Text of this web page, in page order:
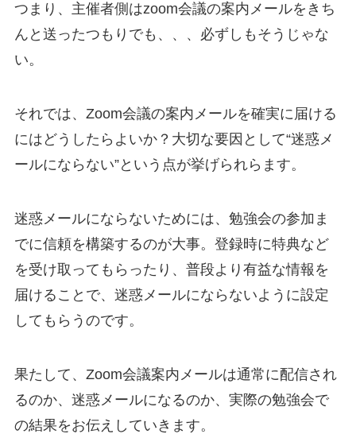
つまり、主催者側はzoom会議の案内メールをきち
んと送ったつもりでも、、、必ずしもそうじゃな
い。
それでは、Zoom会議の案内メールを確実に届ける
にはどうしたらよいか？大切な要因として“迷惑メ
ールにならない”という点が挙げられらます。
迷惑メールにならないためには、勉強会の参加ま
でに信頼を構築するのが大事。登録時に特典など
を受け取ってもらったり、普段より有益な情報を
届けることで、迷惑メールにならないように設定
してもらうのです。
果たして、Zoom会議案内メールは通常に配信され
るのか、迷惑メールになるのか、実際の勉強会で
の結果をお伝えしていきます。